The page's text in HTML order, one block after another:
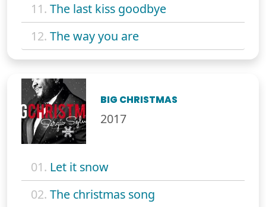
11. The last kiss goodbye
12. The way you are
BIG CHRISTMAS
2017
01. Let it snow
02. The christmas song